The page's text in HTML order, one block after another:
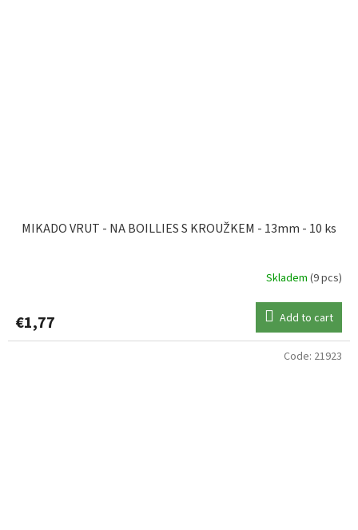
MIKADO VRUT - NA BOILLIES S KROUŽKEM - 13mm - 10 ks
Skladem (9 pcs)
€1,77 Add to cart
Code: 21923